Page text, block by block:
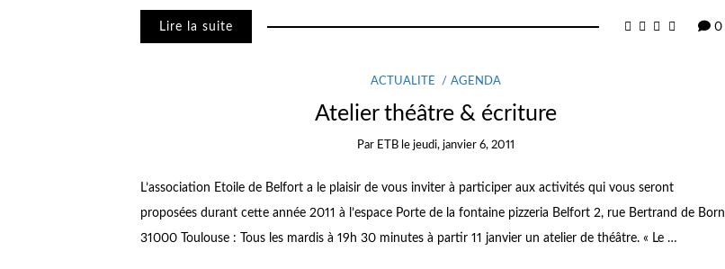
Lire la suite 0
ACTUALITÉ AGENDA
Atelier théâtre & écriture
Par ETB le jeudi, janvier 6, 2011
L’association Etoile de Belfort a le plaisir de vous inviter à participer aux activités qui vous seront
proposées durant cette année 2011 à l’espace Porte de la fontaine pizzeria Belfort 2, rue Bertrand de Born
31000 Toulouse : Tous les mardis à 19h 30 minutes à partir 11 janvier un atelier de théâtre. « Le …